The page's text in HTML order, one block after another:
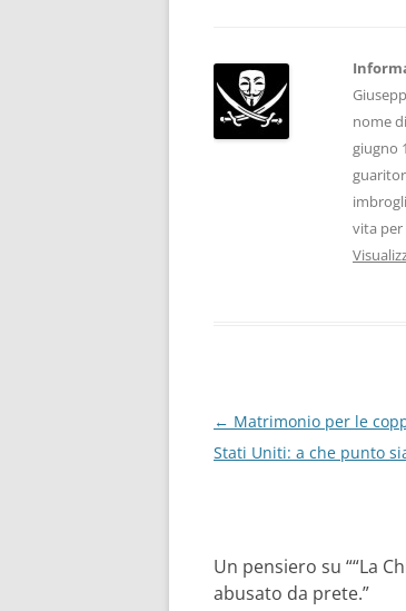
nome
giugno
vita per
Navigazione
articolo
← Matrimonio per le
Stati Uniti: a che punto
Un pensiero su ““La
abusato da prete.”